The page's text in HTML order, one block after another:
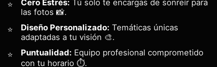
Cero Estrés: Tú solo te encargas de sonreír para
las fotos 📸.
Diseño Personalizado: Temáticas únicas
adaptadas a tu visión 🎨.
Puntualidad: Equipo profesional comprometido
con tu horario ⏱️.